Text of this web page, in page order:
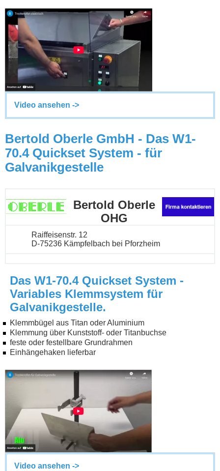
Video ansehen ->
Bertold Oberle GmbH - Das W1-
70.4 Quickset System - für
Galvanikgestelle
Bertold Oberle
OHG
Raiffeisenstr. 12
D-75236 Kämpfelbach bei Pforzheim
Das W1-70.4 Quickset System -
Variables Klemmsystem für
Galvanikgestelle.
Klemmbügel aus Titan oder Aluminium
Klemmung über Kunststoff- oder Titanbuchse
feste oder festellbare Grundrahmen
Einhängehaken lieferbar
Video ansehen ->